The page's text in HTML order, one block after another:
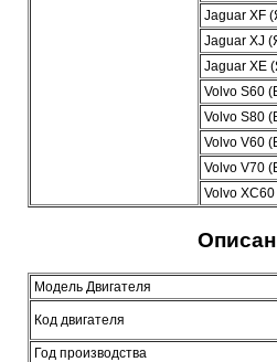
Jaguar XF
Jaguar XJ
Jaguar XE
Volvo S60
Volvo S80
Volvo V60
Volvo V70
Volvo
Модель Двигателя
Код двигателя
Год производства